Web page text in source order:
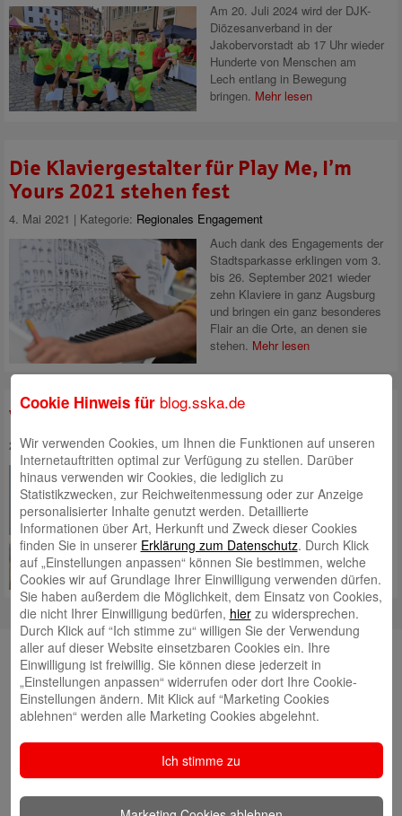
Am 20. Juli 2024 wird der DJK-
Diözesanverband in der
Jakobervorstadt ab 17 Uhr wieder
Hunderte von Menschen am
Lech entlang in Bewegung
bringen. Mehr lesen
Die Klaviergestalter für Play Me, I’m
Yours 2021 stehen fest
4. Mai 2021 | Kategorie: Regionales Engagement
Auch dank des Engagements der
Stadtsparkasse erklingen vom 3.
bis 26. September 2021 wieder
zehn Klaviere in ganz Augsburg
und bringen ein ganz besonderes
Flair an die Orte, an denen sie
stehen. Mehr lesen
Verstehen, Verändern, Verbinden
29. April 2021 | Kategorie:Regionales Engagement
Fünf
Deutschlandstipendiantinnen
werden derzeit von der
Stadtsparkasse Augsburg
gefördert. In einem kurzen
Interview erzählt die Stipendiatin
Isabel Fink mehr.Mehr lesen
Suche
Radlkonvoi des FFH feiert Einweihung des neuen
Cookie Hinweis für blog.sska.de
Wir verwenden Cookies, um Ihnen die Funktionen auf unseren
Internetauftritten optimal zur Verfügung zu stellen. Darüber
hinaus verwenden wir Cookies, die lediglich zu
Statistikzwecken, zur Reichweitenmessung oder zur Anzeige
personalisierter Inhalte genutzt werden. Detaillierte
Informationen über Art, Herkunft und Zweck dieser Cookies
finden Sie in unserer Erklärung zum Datenschutz. Durch Klick
auf „Einstellungen anpassen“ können Sie bestimmen, welche
Cookies wir auf Grundlage Ihrer Einwilligung verwenden dürfen.
Sie haben außerdem die Möglichkeit, dem Einsatz von Cookies,
die nicht Ihrer Einwilligung bedürfen, hierzu widersprechen.
Durch Klick auf “Ich stimme zu“ willigen Sie der Verwendung
aller auf dieser Website einsetzbaren Cookies ein. Ihre
Einwilligung ist freiwillig. Sie können diese jederzeit in
„Einstellungen anpassen“ widerrufen oder dort Ihre Cookie-
Einstellungen ändern. Mit Klick auf “Marketing Cookies
ablehnen“ werden alle Marketing Cookies abgelehnt.
Ich stimme zu